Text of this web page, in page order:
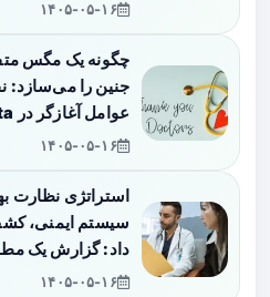
۱۴۰۵-۰۵-۱۶
چگونه یک مگس
جنین را می‌سازد:
عوامل آغازگر در Clogmia albipunctata
۱۴۰۵-۰۵-۱۶
استراتژی نظارت
سیستم ایمنی،
داد: گزارش یک
۱۴۰۵-۰۵-۱۶